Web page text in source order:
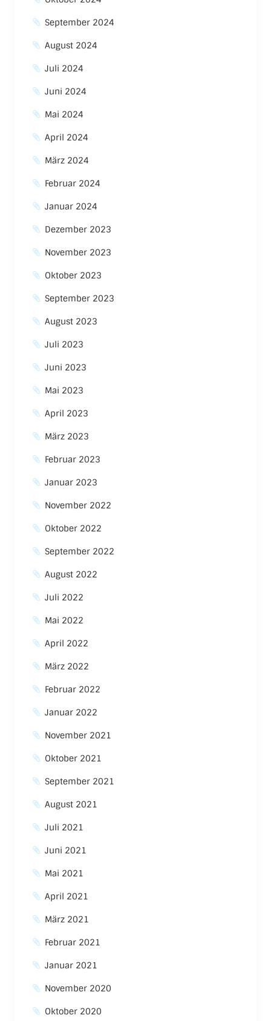
September 2024
August 2024
Juli 2024
Juni 2024
Mai 2024
April 2024
März 2024
Februar 2024
Januar 2024
Dezember 2023
November 2023
Oktober 2023
September 2023
August 2023
Juli 2023
Juni 2023
Mai 2023
April 2023
März 2023
Februar 2023
Januar 2023
November 2022
Oktober 2022
September 2022
August 2022
Juli 2022
Mai 2022
April 2022
März 2022
Februar 2022
Januar 2022
November 2021
Oktober 2021
September 2021
August 2021
Juli 2021
Juni 2021
Mai 2021
April 2021
März 2021
Februar 2021
Januar 2021
November 2020
Oktober 2020